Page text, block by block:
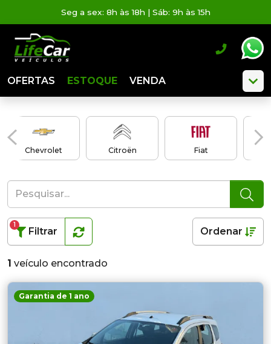
Seg a sex: 8h às 18h | Sáb: 9h às 15h
OFERTAS ESTOQUE VENDA
Chevrolet Citroën Fiat
Filtrar
1
Ordenar
1 veículo encontrado
Garantia de 1 ano